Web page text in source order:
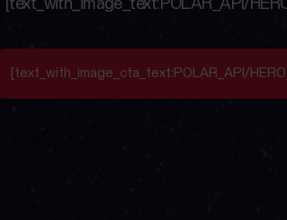
[text_with_image_text:POLAR_API/
[text_with_image_cta_text:POLAR_API/HERO]